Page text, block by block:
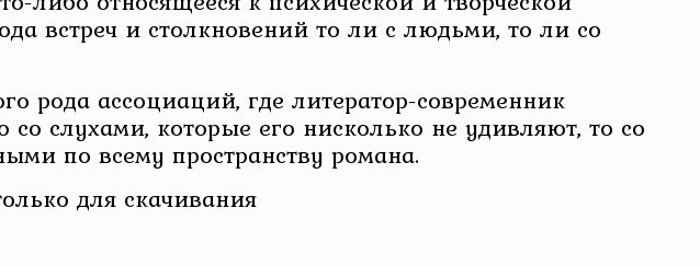
встреч и столкновений то ли с людьми, то ли со
рода ассоциаций, где литератор-современник
со слухами, которые его нисколько не удивляют, то со
по всему пространству романа.
для скачивания